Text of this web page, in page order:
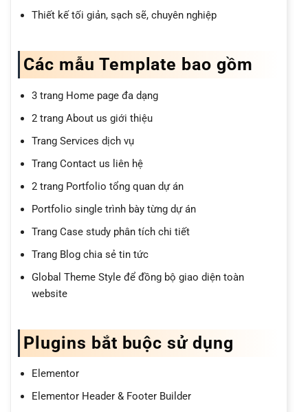
Thiết kế tối giản, sạch sẽ, chuyên nghiệp
Các mẫu Template bao gồm
3 trang Home page đa dạng
2 trang About us giới thiệu
Trang Services dịch vụ
Trang Contact us liên hệ
2 trang Portfolio tổng quan dự án
Portfolio single trình bày từng dự án
Trang Case study phân tích chi tiết
Trang Blog chia sẻ tin tức
Global Theme Style để đồng bộ giao diện toàn
website
Plugins bắt buộc sử dụng
Elementor
Elementor Header & Footer Builder